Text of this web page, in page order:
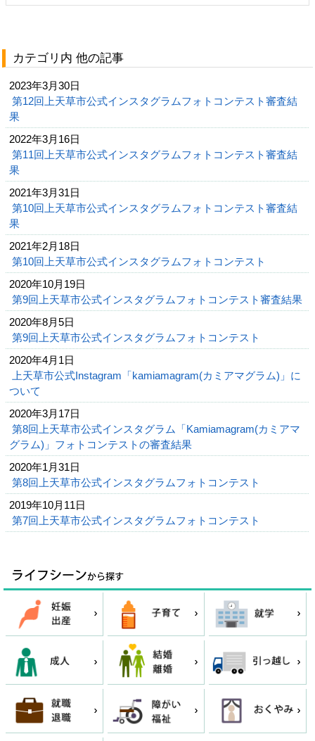
カテゴリ内 他の記事
2023年3月30日
第12回上天草市公式インスタグラムフォトコンテスト審査結
果
2022年3月16日
第11回上天草市公式インスタグラムフォトコンテスト審査結
果
2021年3月31日
第10回上天草市公式インスタグラムフォトコンテスト審査結
果
2021年2月18日
第10回上天草市公式インスタグラムフォトコンテスト
2020年10月19日
第9回上天草市公式インスタグラムフォトコンテスト審査結果
2020年8月5日
第9回上天草市公式インスタグラムフォトコンテスト
2020年4月1日
上天草市公式Instagram「kamiamagram(カミアマグラム)」に
ついて
2020年3月17日
第8回上天草市公式インスタグラム「Kamiamagram(カミアマ
グラム)」フォトコンテストの審査結果
2020年1月31日
第8回上天草市公式インスタグラムフォトコンテスト
2019年10月11日
第7回上天草市公式インスタグラムフォトコンテスト